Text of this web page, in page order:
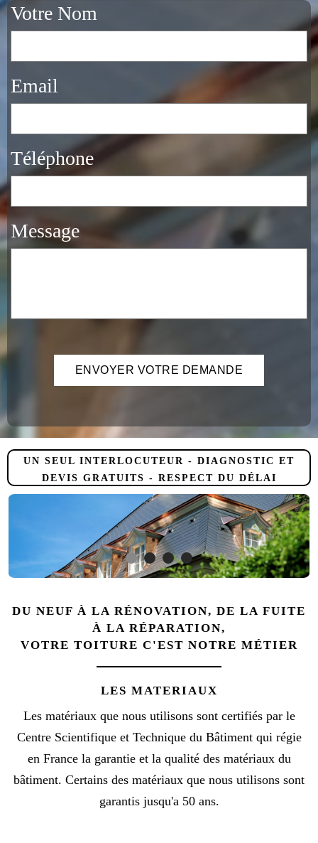
Votre Nom
Email
Téléphone
Message
UN SEUL INTERLOCUTEUR - DIAGNOSTIC ET
DEVIS GRATUITS - RESPECT DU DÉLAI
DU NEUF À LA RÉNOVATION, DE LA FUITE
À LA RÉPARATION,
VOTRE TOITURE C'EST NOTRE MÉTIER
LES MATERIAUX
Les matériaux que nous utilisons sont certifiés par le
Centre Scientifique et Technique du Bâtiment qui régie
en France la garantie et la qualité des matériaux du
bâtiment. Certains des matériaux que nous utilisons sont
garantis jusqu'a 50 ans.